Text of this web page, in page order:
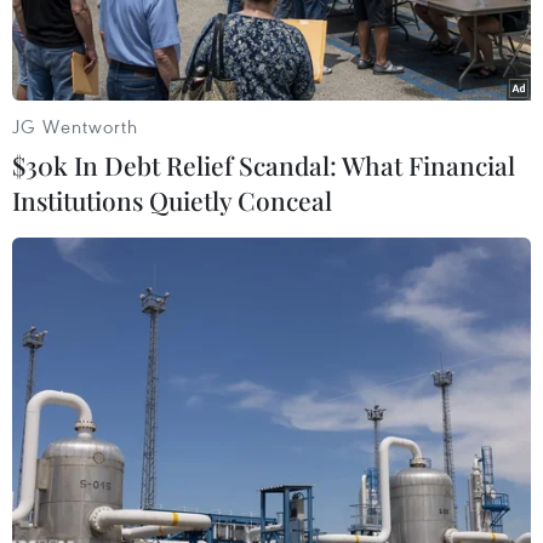
Một không gian trưng bày tại triển lãm. (Ảnh: Xuân
Ngày 15/3, triển lãm hoa do Cục Dịch vụ Văn hóa
và Giải trí Hong Kong (Trung Quốc) tổ chức đã
khai mạc tại Công viên Victoria.
JG Wentworth
$30k In Debt Relief Scandal: What Financial
Institutions Quietly Conceal